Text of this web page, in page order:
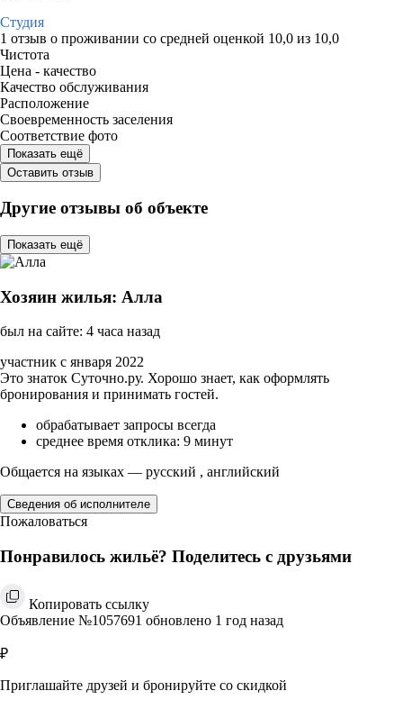
Студия
1 отзыв о проживании со средней оценкой 10,0 из 10,0
Чистота
Цена - качество
Качество обслуживания
Расположение
Своевременность заселения
Соответствие фото
Показать ещё
Оставить отзыв
Другие отзывы об объекте
Показать ещё
Хозяин жилья: Алла
был на сайте: 4 часа назад
участник с января 2022
Это знаток Суточно.ру. Хорошо знает, как оформлять
бронирования и принимать гостей.
обрабатывает запросы всегда
среднее время отклика: 9 минут
Общается на языках — русский , английский
Сведения об исполнителе
Пожаловаться
Понравилось жильё? Поделитесь с друзьями
Копировать ссылку
Объявление №1057691 обновлено 1 год назад
₽
Приглашайте друзей и бронируйте со скидкой